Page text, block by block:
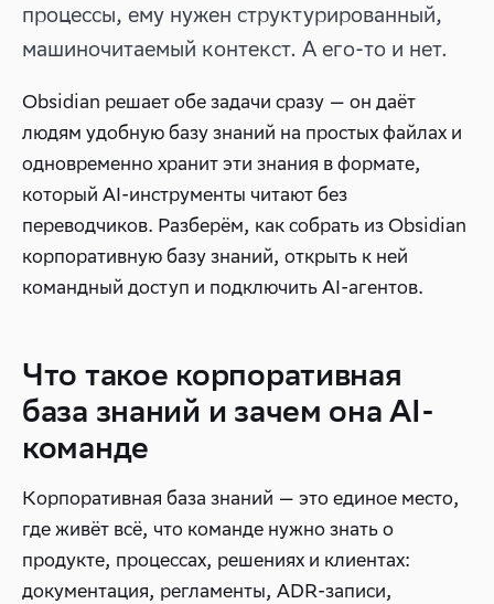
процессы, ему нужен структурированный,
машиночитаемый контекст. А его-то и нет.
Obsidian решает обе задачи сразу — он даёт
людям удобную базу знаний на простых файлах и
одновременно хранит эти знания в формате,
который AI-инструменты читают без
переводчиков. Разберём, как собрать из Obsidian
корпоративную базу знаний, открыть к ней
командный доступ и подключить AI-агентов.
Что такое корпоративная
база знаний и зачем она AI-
команде
Корпоративная база знаний — это единое место,
где живёт всё, что команде нужно знать о
продукте, процессах, решениях и клиентах:
документация, регламенты, ADR-записи,